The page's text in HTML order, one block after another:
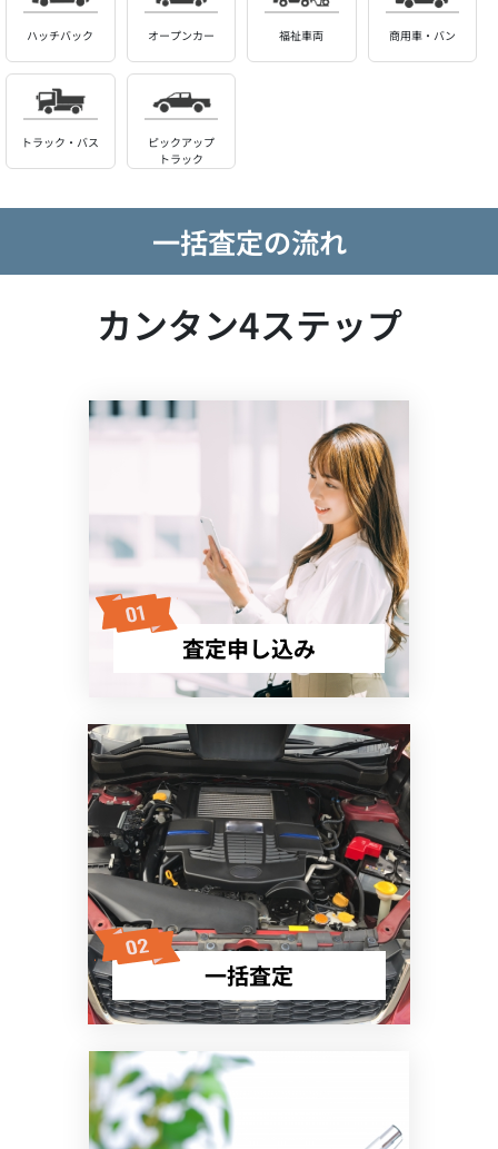
ハッチバック オープンカー 福祉車両 商用車・バン
トラック・バス
ピックアップ
トラック
一括査定の流れ
カンタン4ステップ
査定申し込み
一括査定